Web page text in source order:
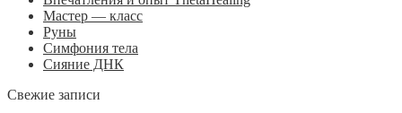
Мастер — класс
Руны
Симфония тела
Сияние ДНК
Свежие записи